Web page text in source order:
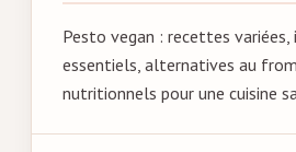
Pesto vegan : recettes variées,
essentiels, alternatives au
nutritionnels pour une cuisine